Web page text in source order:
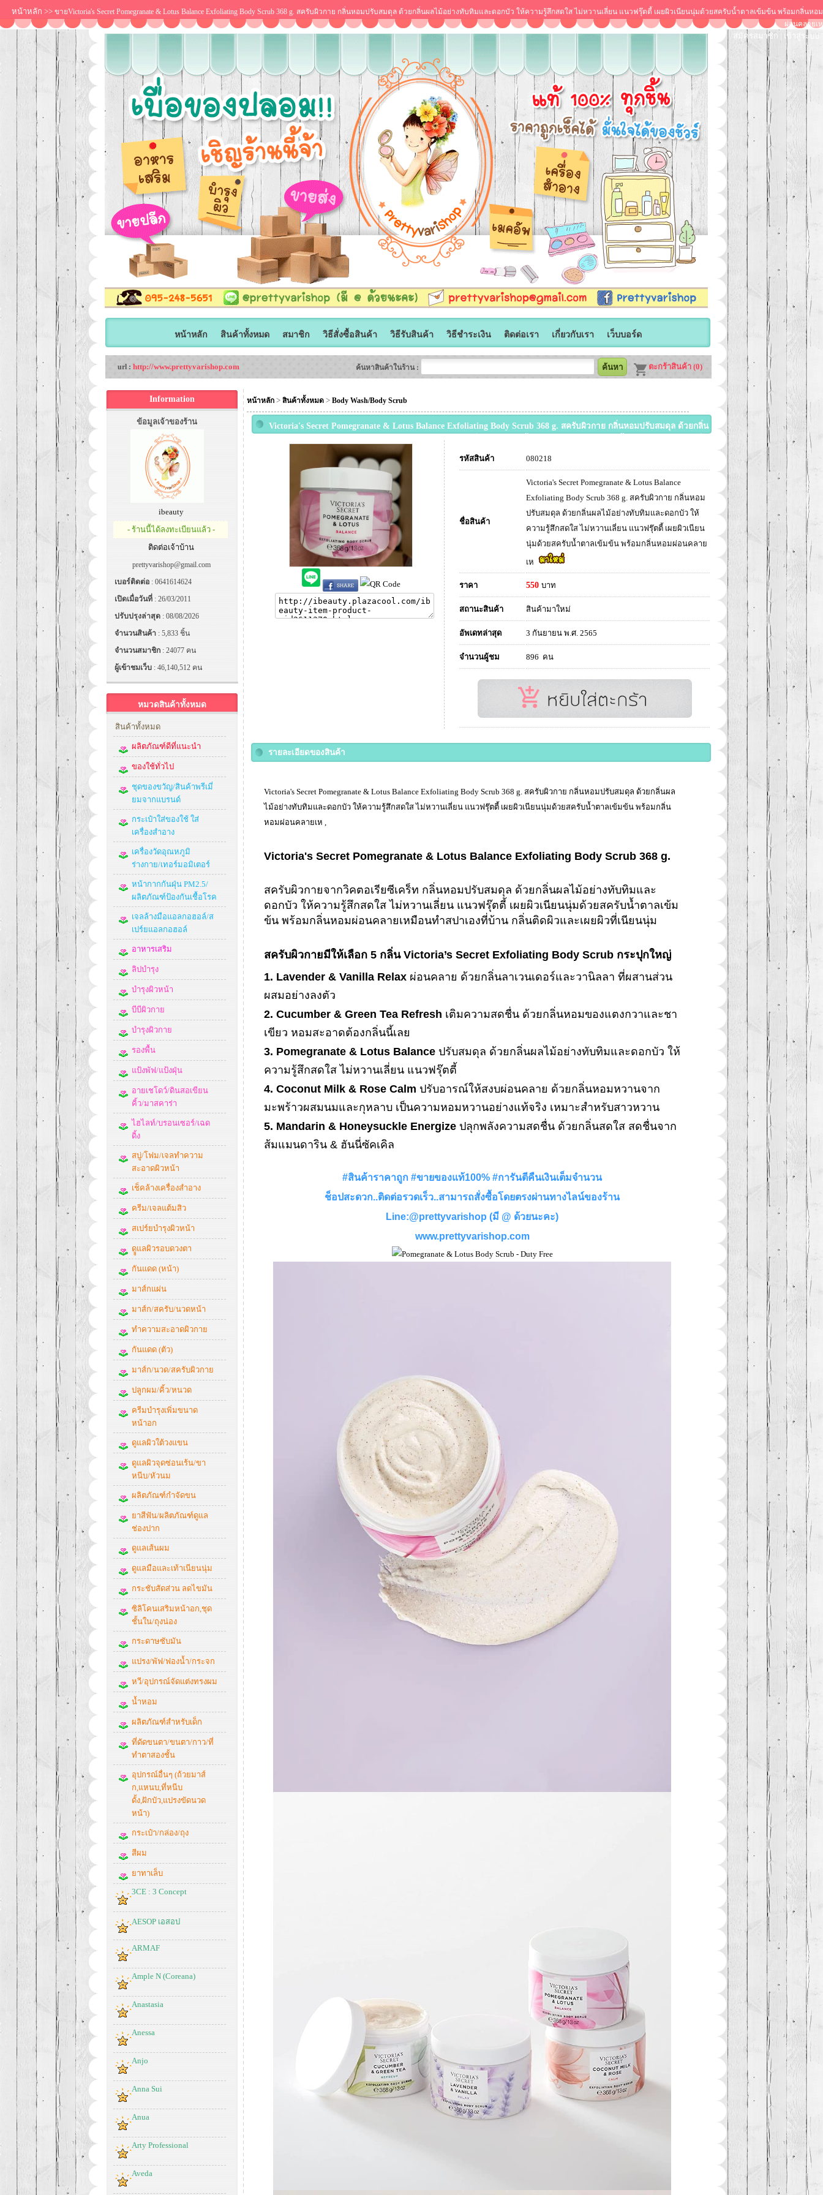
หน้าหลัก >> ขายVictoria's Secret Pomegranate & Lotus Balance Exfoliating Body Scrub 368 g. สครับผิวกาย กลิ่นหอมปรับสมดุล ด้วยกลิ่นผลไม้อย่างทับทิมและดอกบัว ให้ความรู้สึกสดใส ไม่หวานเลี่ยน แนวฟรุ๊ตตี้ เผยผิวเนียนนุ่มด้วยสครับน้ำตาลเข้มข้น พร้อมกลิ่นหอม
ผ่อนคลายเห
สมัครสมาชิก เข้าสู่ระบบ
หน้าหลัก สินค้าทั้งหมด สมาชิก วิธีสั่งซื้อสินค้า วิธีรับสินค้า วิธีชำระเงิน ติดต่อเรา เกี่ยวกับเรา เว็บบอร์ด
ตะกร้าสินค้า (0)
url : http://www.prettyvarishop.com ค้นหาสินค้าในร้าน :
Information
ข้อมูลเจ้าของร้าน
ibeauty
- ร้านนี้ได้ลงทะเบียนแล้ว -
ติดต่อเจ้าบ้าน
prettyvarishop@gmail.com
เบอร์ติดต่อ : 0641614624
เปิดเมื่อวันที่ : 26/03/2011
ปรับปรุงล่าสุด : 08/08/2026
จำนวนสินค้า : 5,833 ชิ้น
จำนวนสมาชิก : 24077 คน
ผู้เข้าชมเว็บ : 46,140,512 คน
หมวดสินค้าทั้งหมด
สินค้าทั้งหมด
ผลิตภัณฑ์ดีที่แนะนำ
ของใช้ทั่วไป
ชุดของขวัญ/สินค้าพรีเมี่
ยมจากแบรนด์
กระเป๋าใส่ของใช้ ใส่
เครื่องสำอาง
เครื่องวัดอุณหภูมิ
ร่างกาย/เทอร์มอมิเตอร์
หน้ากากกันฝุ่น PM2.5/
ผลิตภัณฑ์ป้องกันเชื้อโรค
เจลล้างมือแอลกอฮอล์/ส
เปร์ยแอลกอฮอล์
อาหารเสริม
ลิปบำรุง
บำรุงผิวหน้า
บีบีผิวกาย
บำรุงผิวกาย
รองพื้น
แป้งพัฟ/แป้งฝุ่น
อายเชโดว์/ดินสอเขียน
คิ้ว/มาสคาร่า
ไฮไลท์/บรอนเซอร์/เฉด
ดิ้ง
สบู่/โฟม/เจลทำความ
สะอาดผิวหน้า
เช็คล้างเครื่องสำอาง
ครีม/เจลแต้มสิว
สเปร์ยบำรุงผิวหน้า
ดููแลผิวรอบดวงตา
กันแดด (หน้า)
มาส์กแผ่น
มาส์ก/สครับ/นวดหน้า
ทำความสะอาดผิวกาย
กันแดด (ตัว)
มาส์ก/นวด/สครับผิวกาย
ปลูกผม/คิ้ว/หนวด
ครีมบำรุงเพิ่มขนาด
หน้าอก
ดูแลผิวใต้วงแขน
ดูแลผิวจุดซ่อนเร้น/ขา
หนีบ/หัวนม
ผลิตภัณฑ์กำจัดขน
ยาสีฟัน/ผลิตภัณฑ์ดูแล
ช่องปาก
ดูแลเส้นผม
ดูแลมือและเท้าเนียนนุ่ม
กระชับสัดส่วน ลดไขมัน
ซิลิโคนเสริมหน้าอก,ชุด
ชั้นใน/ถุงน่อง
กระดาษซับมัน
แปรง/พัฟ/ฟองน้ำ/กระจก
หวี/อุปกรณ์จัดแต่งทรงผม
น้ำหอม
ผลิตภัณฑ์สำหรับเด็ก
ที่ดัดขนตา/ขนตา/กาว/ที่
ทำตาสองชั้น
อุปกรณ์อื่นๆ (ถ้วยมาส์
ก,แหนบ,ที่หนีบ
ดั้ง,ฝักบัว,แปรงขัดนวด
หน้า)
กระเป๋า/กล่อง/ถุง
สีผม
ยาทาเล็บ
3CE : 3 Concept
AESOP เอสอป
ARMAF
Ample N (Coreana)
Anastasia
Anessa
Anjo
Anna Sui
Anua
Arty Professional
Aveda
หน้าหลัก > สินค้าทั้งหมด > Body Wash/Body Scrub
Victoria's Secret Pomegranate & Lotus Balance Exfoliating Body Scrub 368 g. สครับผิวกาย กลิ่นหอมปรับสมดุล ด้วยกลิ่น
ผลไม้อย่างทับทิมและดอกบัว ให้ความรู้สึกสดใส ไม่หวานเลี่ยน แนวฟรุ๊ตตี้ เผยผิวเนียนนุ่มด้วยสครับน้ำตาลเข้มข้น พร้อมกลิ่น
รหัสสินค้า 080218
ชื่อสินค้า
Victoria's Secret Pomegranate & Lotus Balance
Exfoliating Body Scrub 368 g. สครับผิวกาย กลิ่นหอม
ปรับสมดุล ด้วยกลิ่นผลไม้อย่างทับทิมและดอกบัว ให้
ความรู้สึกสดใส ไม่หวานเลี่ยน แนวฟรุ๊ตตี้ เผยผิวเนียน
นุ่มด้วยสครับน้ำตาลเข้มข้น พร้อมกลิ่นหอมผ่อนคลาย
เห
ราคา 550 บาท
สถานะสินค้า สินค้ามาใหม่
อัพเดทล่าสุด 3 กันยายน พ.ศ. 2565
จำนวนผู้ชม 896 คน
รายละเอียดของสินค้า
Victoria's Secret Pomegranate & Lotus Balance Exfoliating Body Scrub 368 g. สครับผิวกาย กลิ่นหอมปรับสมดุล ด้วยกลิ่นผล
ไม้อย่างทับทิมและดอกบัว ให้ความรู้สึกสดใส ไม่หวานเลี่ยน แนวฟรุ๊ตตี้ เผยผิวเนียนนุ่มด้วยสครับน้ำตาลเข้มข้น พร้อมกลิ่น
หอมผ่อนคลายเห ,
Victoria's Secret Pomegranate & Lotus Balance Exfoliating Body Scrub 368 g.
สครับผิวกายจากวิคตอเรียซีเคร็ท กลิ่นหอมปรับสมดุล ด้วยกลิ่นผลไม้อย่างทับทิมและ
ดอกบัว ให้ความรู้สึกสดใส ไม่หวานเลี่ยน แนวฟรุ๊ตตี้ เผยผิวเนียนนุ่มด้วยสครับน้ำตาลเข้ม
ข้น พร้อมกลิ่นหอมผ่อนคลายเหมือนทำสปาเองที่บ้าน กลิ่นติดผิวและเผยผิวที่เนียนนุ่ม
สครับผิวกายมีให้เลือก 5 กลิ่น Victoria’s Secret Exfoliating Body Scrub กระปุกใหญ่
1. Lavender & Vanilla Relax ผ่อนคลาย ด้วยกลิ่นลาเวนเดอร์และวานิลลา ที่ผสานส่วน
ผสมอย่างลงตัว
2. Cucumber & Green Tea Refresh เติมความสดชื่น ด้วยกลิ่นหอมของแตงกวาและชา
เขียว หอมสะอาดต้องกลิ่นนี้เลย
3. Pomegranate & Lotus Balance ปรับสมดุล ด้วยกลิ่นผลไม้อย่างทับทิมและดอกบัว ให้
ความรู้สึกสดใส ไม่หวานเลี่ยน แนวฟรุ๊ตตี้
4. Coconut Milk & Rose Calm ปรับอารณ์ให้สงบผ่อนคลาย ด้วยกลิ่นหอมหวานจาก
มะพร้าวผสมนมและกุหลาบ เป็นความหอมหวานอย่างแท้จริง เหมาะสำหรับสาวหวาน
5. Mandarin & Honeysuckle Energize ปลุกพลังความสดชื่น ด้วยกลิ่นสดใส สดชื่นจาก
ส้มแมนดาริน & ฮันนี่ซัคเคิล
#สินค้าราคาถูก #ขายของแท้100% #การันตีคืนเงินเต็มจำนวน
ช็อปสะดวก..ติดต่อรวดเร็ว..สามารถสั่งซื้อโดยตรงผ่านทางไลน์ของร้าน
Line:@prettyvarishop (มี @ ด้วยนะคะ)
www.prettyvarishop.com